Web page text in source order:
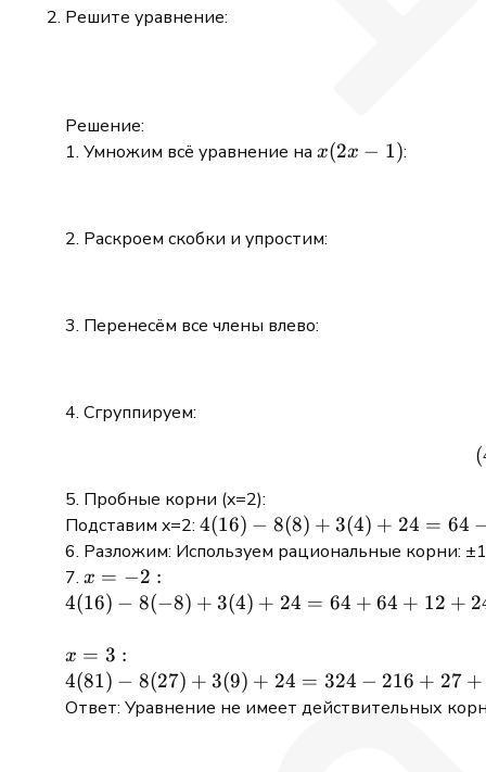
Решите уравнение:
Решение:
1. Умножим всё уравнение на x(2x-
x(2x − 1):
2. Раскроем скобки и упростим:
3. Перенесём все члены влево:
4. Сгруппируем:
(
5. Пробные корни (x=2):
Подставим x=2: 4(16) -8(8)
+3(4)+24 =
+12+24=36≠0
4(16) − 8(8) + 3(4) + 24 = 64
6. Разложим: Используем рациональные корни:
7. x=-2:
x = −2 :
4(16) -8(-8)+3(4)+24
64+64+12+24=164≠0
4(16) − 8(−8) + 3(4) + 24 = 64 + 64 + 12 +
x=3:
x = 3 :
4(81)-8(27)+3(9)+24=324-
216+27+24=159≠0
4(81) − 8(27) + 3(9) + 24 = 324 − 216 + 27 +
Ответ: Уравнение не имеет действительных